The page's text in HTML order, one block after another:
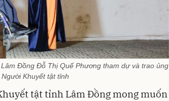
Đồng Đỗ Thị Quế Phương tham dự và trao ủng
Khuyết tật tỉnh
tật tỉnh Lâm Đồng mong muốn